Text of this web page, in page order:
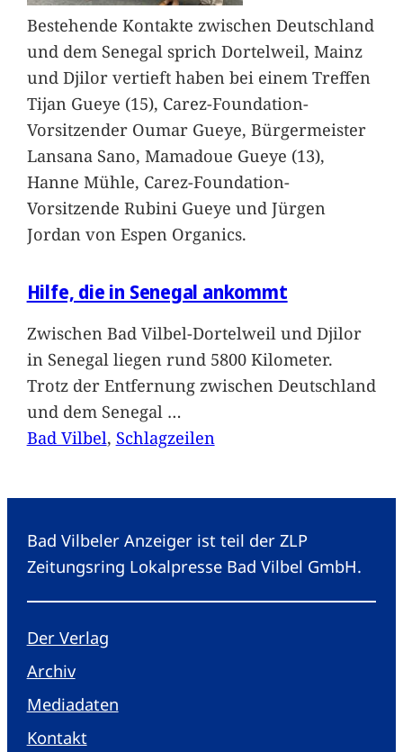
Bestehende Kontakte zwischen Deutschland
und dem Senegal sprich Dortelweil, Mainz
und Djilor vertieft haben bei einem Treffen
Tijan Gueye (15), Carez-Foundation-
Vorsitzender Oumar Gueye, Bürgermeister
Lansana Sano, Mamadoue Gueye (13),
Hanne Mühle, Carez-Foundation-
Vorsitzende Rubini Gueye und Jürgen
Jordan von Espen Organics.
Hilfe, die in Senegal ankommt
Zwischen Bad Vilbel-Dortelweil und Djilor
in Senegal liegen rund 5800 Kilometer.
Trotz der Entfernung zwischen Deutschland
und dem Senegal …
Bad Vilbel, Schlagzeilen
Bad Vilbeler Anzeiger ist teil der ZLP
Zeitungsring Lokalpresse Bad Vilbel GmbH.
Der Verlag
Archiv
Mediadaten
Kontakt